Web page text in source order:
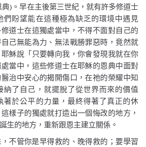
典) 。早在主後第三世紀，就有許多修道士
們盼望能在這種極為缺乏的環境中遇見
道士在這獨處當中，不得不面對自己的
己無能為力、無法戰勝罪惡時，竟然就
穌說 「只要轉向我，你會發現我就在你
當中， 這些修道士在耶穌的恩典中面對
治中安心的揭開傷口，在祂的榮耀中知
納了自己，就擺脫了從世界而來的價值
著於公平的力量，最終得著了真正的休
樣子的獨處就打造出一個悔改的地方，
生的地方，重新跟恩主建立關係。
不管你是早得救的、晚得救的；要學習